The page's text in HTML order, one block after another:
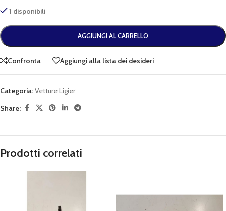
1 disponibili
AGGIUNGI AL CARRELLO
Confronta Aggiungi alla lista dei desideri
Categoria:Vetture Ligier
Share:
Prodotti correlati